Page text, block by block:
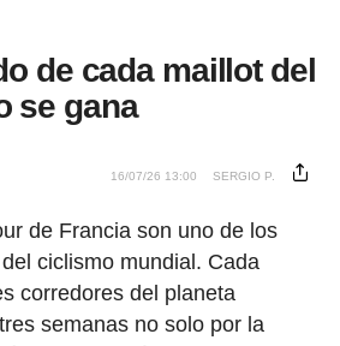
de cada maillot del
se gana
16/07/26 13:00 SERGIO P.
de Francia son uno de los
ciclismo mundial. Cada
corredores del planeta
semanas no solo por la